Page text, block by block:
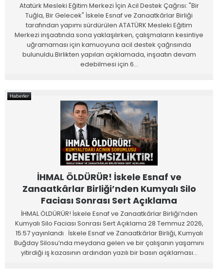
Atatürk Mesleki Eğitim Merkezi İçin Acil Destek Çağrısı: "Bir
Tuğla, Bir Gelecek" İskele Esnaf ve Zanaatkârlar Birliği
tarafından yapımı sürdürülen ATATÜRK Mesleki Eğitim
Merkezi inşaatında sona yaklaşılırken, çalışmaların kesintiye
uğramaması için kamuoyuna acil destek çağrısında
bulunuldu.Birlikten yapılan açıklamada, inşaatın devam
edebilmesi için 6…
İHMAL ÖLDÜRÜR! İskele Esnaf ve
Zanaatkârlar Birliği’nden Kumyalı Silo
Faciası Sonrası Sert Açıklama
İHMAL ÖLDÜRÜR! İskele Esnaf ve Zanaatkârlar Birliği’nden
Kumyalı Silo Faciası Sonrası Sert Açıklama 28 Temmuz 2026,
15:57 yayınlandı İskele Esnaf ve Zanaatkârlar Birliği, Kumyalı
Buğday Silosu’nda meydana gelen ve bir çalışanın yaşamını
yitirdiği iş kazasının ardından yazılı bir basın açıklaması…
Haberler